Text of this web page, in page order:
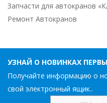
Запчасти для автокранов
Ремонт Автокранов
УЗНАЙ О НОВИНКАХ
Получайте информацию о
свой электронный ящик..